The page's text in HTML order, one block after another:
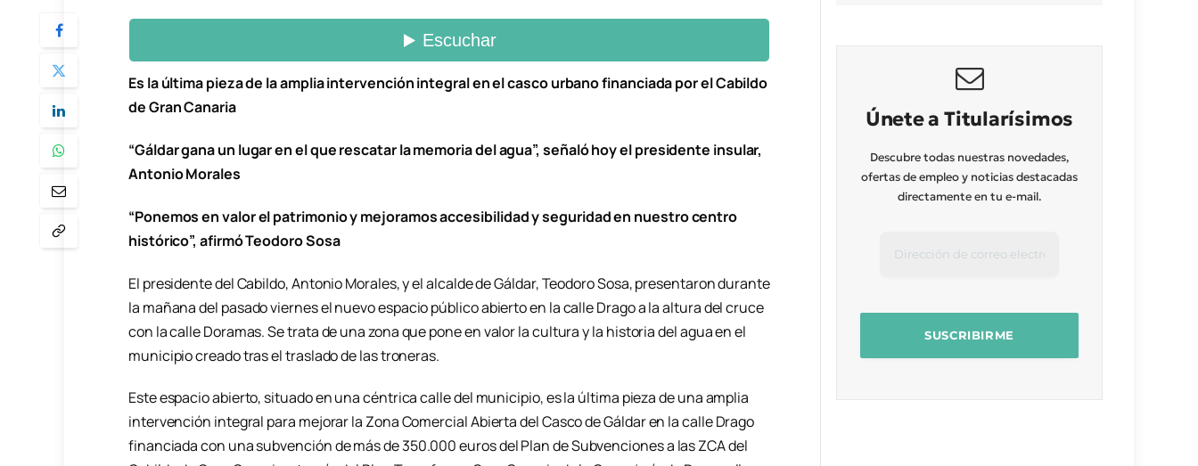
Es la última pieza de la amplia intervención integral en el casco urbano financiada por el Cabildo
de Gran Canaria
“Gáldar gana un lugar en el que rescatar la memoria del agua”, señaló hoy el presidente insular,
Antonio Morales
“Ponemos en valor el patrimonio y mejoramos accesibilidad y seguridad en nuestro centro
histórico”, afirmó Teodoro Sosa
El presidente del Cabildo, Antonio Morales, y el alcalde de Gáldar, Teodoro Sosa, presentaron durante
la mañana del pasado viernes el nuevo espacio público abierto en la calle Drago a la altura del cruce
con la calle Doramas. Se trata de una zona que pone en valor la cultura y la historia del agua en el
municipio creado tras el traslado de las troneras.
Este espacio abierto, situado en una céntrica calle del municipio, es la última pieza de una amplia
intervención integral para mejorar la Zona Comercial Abierta del Casco de Gáldar en la calle Drago
financiada con una subvención de más de 350.000 euros del Plan de Subvenciones a las ZCA del
Únete a Titularísimos
Descubre todas nuestras novedades,
ofertas de empleo y noticias destacadas
directamente en tu e-mail.